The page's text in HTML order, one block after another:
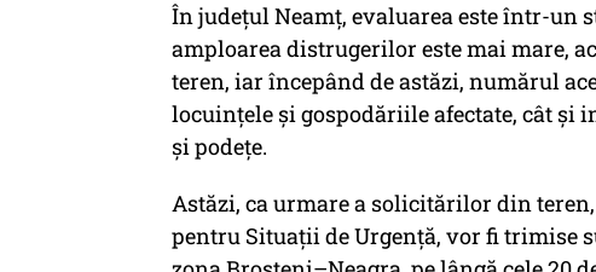
În județul Neamț, evaluarea este într-un
amploarea distrugerilor este mai mare,
teren, iar începând de astăzi, numărul
locuințele și gospodăriile afectate, cât
și podețe.
Astăzi, ca urmare a solicitărilor din
pentru Situații de Urgență, vor fi trimise